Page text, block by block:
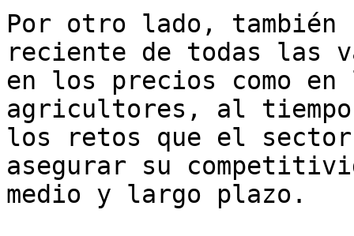
Por otro lado, también
reciente de todas las
en los precios como
agricultores, al
los retos que el
asegurar su
medio y largo plazo.